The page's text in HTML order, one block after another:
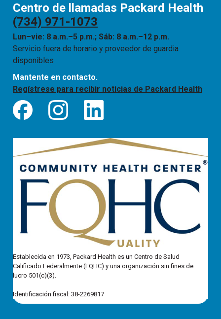
Centro de llamadas Packard Health
(734) 971-1073
Lun–vie: 8 a.m.–5 p.m.; Sáb: 8 a.m.–12 p.m.
Servicio fuera de horario y proveedor de guardia
disponibles
Mantente en contacto.
Regístrese para recibir noticias de Packard Health
Establecida en 1973, Packard Health es un Centro de Salud
Calificado Federalmente (FQHC) y una organización sin fines de
lucro 501(c)(3).
Identificación fiscal: 38-2269817